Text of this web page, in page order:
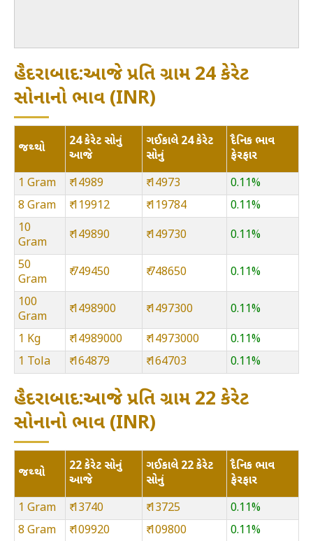
હૈદરાબાદ:આજે પ્રતિ ગ્રામ 24 કેરેટ
સોનાનો ભાવ (INR)
જથ્થો
24 કેરેટ સોનું
આજે
ગઈકાલે 24 કેરેટ
સોનું
દૈનિક ભાવ
ફેરફાર
1 Gram
₹ 14989 ₹ 14973
0.11%
8 Gram
₹ 119912 ₹ 119784
0.11%
10
Gram
₹ 149890 ₹ 149730 0.11%
50
Gram
₹ 749450 ₹ 748650 0.11%
100
Gram
₹ 1498900 ₹ 1497300 0.11%
1 Kg ₹ 14989000 ₹ 14973000
0.11%
1 Tola
₹ 164879 ₹ 164703 0.11%
હૈદરાબાદ:આજે પ્રતિ ગ્રામ 22 કેરેટ
સોનાનો ભાવ (INR)
જથ્થો
22 કેરેટ સોનું
આજે
ગઈકાલે 22 કેરેટ
સોનું
દૈનિક ભાવ
ફેરફાર
1 Gram
₹ 13740 ₹ 13725
0.11%
8 Gram
₹ 109920 ₹ 109800
0.11%